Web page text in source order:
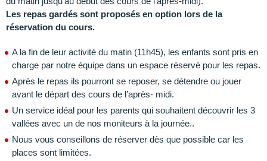
Les repas gardés sont proposés en option lors de la
réservation du cours.
A la fin de leur activité du matin (11h45), les enfants sont pris en
charge par notre équipe dans un espace réservé pour les repas.
Après le repas ils pourront se reposer, se détendre ou jouer
avant le départ des cours de l’après- midi.
Un service idéal pour les parents qui souhaitent découvrir les 3
vallées avec un de nos moniteurs à la journée..
Nous vous conseillons de réserver dès que possible car les
places sont limitées.